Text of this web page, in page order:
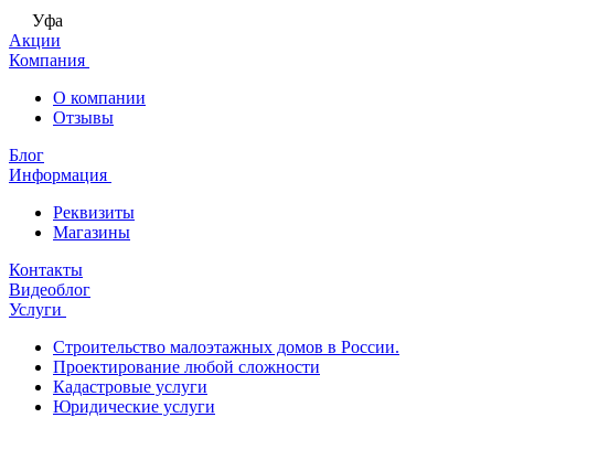
Уфа
Акции
Компания
О компании
Отзывы
Блог
Информация
Реквизиты
Магазины
Контакты
Видеоблог
Услуги
Строительство малоэтажных домов в России.
Проектирование любой сложности
Кадастровые услуги
Юридические услуги